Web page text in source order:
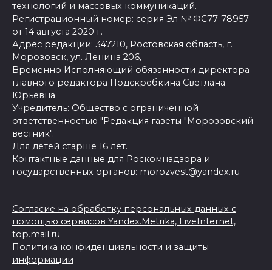
технологий и массовых коммуникаций.
Регистрационный номер: серия Эл № ФС77-78957
от 14 августа 2020 г.
Адрес редакции: 347210, Ростовская область, г.
Морозовск, ул. Ленина 206,
Временно Исполняющий обязанности директора-
главного редактора Подскребкина Светлана
Юрьевна
Учредитель: Общество с ограниченной
ответственностью "Редакция газеты "Морозовский
вестник".
Для детей старше 16 лет.
Контактные данные для Роскомнадзора и
государственных органов: morozvest@yandex.ru
Согласие на обработку персональных данных с
помощью сервисов Yandex.Metrika, LiveInternet,
top.mail.ru
Политика конфиденциальности и защиты
информации